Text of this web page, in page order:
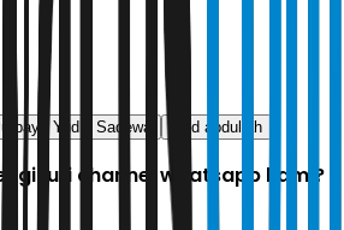
Yudhi Sadewa said abdullah
channel whatsapp kami?